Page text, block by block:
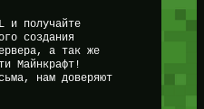
и получайте
создания
а так же
Майнкрафт!
нам доверяют